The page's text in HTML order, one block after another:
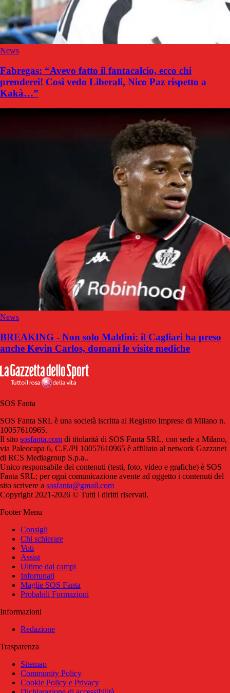
News
Fabregas: “Avevo fatto il fantacalcio, ecco chi
prenderei! Così vedo Liberali, Nico Paz rispetto a
Kakà…”
News
BREAKING - Non solo Maldini: il Cagliari ha preso
anche Kevin Carlos, domani le visite mediche
SOS Fanta
SOS Fanta SRL è una società iscritta al Registro Imprese di Milano n.
10057610965.
Il sito sosfanta.com di titolarità di SOS Fanta SRL, con sede a Milano,
via Paleocapa 6, C.F./PI 10057610965 è affiliato al network Gazzanet
di RCS Mediagroup S.p.a..
Unico responsabile dei contenuti (testi, foto, video e grafiche) è SOS
Fanta SRL; per ogni comunicazione avente ad oggetto i contenuti del
sito scrivere a sosfanta@gmail.com
Copyright 2021-2026 © Tutti i diritti riservati.
Footer Menu
Consigli
Chi schierare
Voti
Assist
Ultime dai campi
Infortunati
Maglie SOS Fanta
Probabili Formazioni
Informazioni
Redazione
Trasparenza
Sitemap
Community Policy
Cookie Policy e Privacy